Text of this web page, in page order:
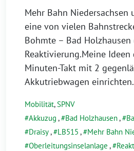
Mehr Bahn Niedersachsen
eine von vielen
Bohmte – Bad Holzhausen
Reaktivierung.Meine
Minuten-Takt mit 2
Akkutriebwagen
Mobilität,SPNV
Akkuzug , Bad Holzhausen,
Draisy, LB515 , Mehr Bahn
Oberleitungsinselanlage ,